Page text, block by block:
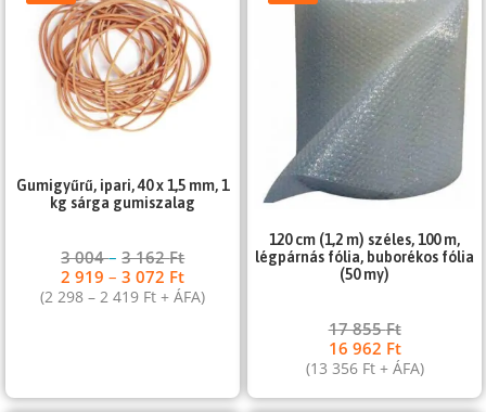
Gumigyűrű, ipari, 40 x 1,5 mm, 1
kg sárga gumiszalag
3 004–3 162Ft
2 919–3 072 Ft
(2 298– 2 419 Ft + ÁFA)
120 cm (1,2 m) széles, 100 m,
légpárnás fólia, buborékos fólia
(50 my)
17 855Ft
16 962 Ft
(13 356 Ft+ ÁFA)